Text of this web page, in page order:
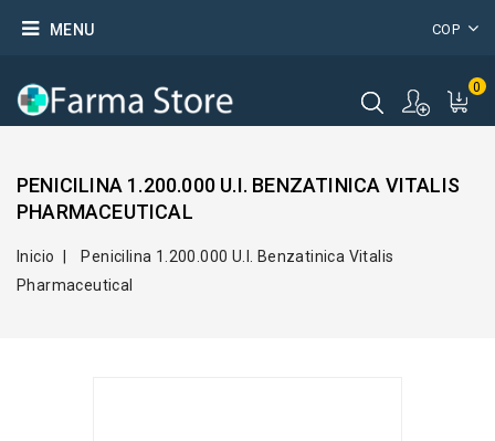
COP
MENU
0
PENICILINA 1.200.000 U.I. BENZATINICA VITALIS
PHARMACEUTICAL
Inicio
Penicilina 1.200.000 U.I. Benzatinica Vitalis
Pharmaceutical